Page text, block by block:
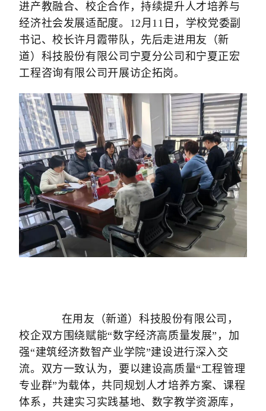
进产教融合、校企合作，持续提升人才培养与
经济社会发展适配度。12月11日，学校党委副
书记、校长许月霞带队，先后走进用友（新
道）科技股份有限公司宁夏分公司和宁夏正宏
工程咨询有限公司开展访企拓岗。
在用友（新道）科技股份有限公司，
校企双方围绕赋能“数字经济高质量发展”，加
强“建筑经济数智产业学院”建设进行深入交
流。双方一致认为，要以建设高质量“工程管理
专业群”为载体，共同规划人才培养方案、课程
体系，共建实习实践基地、数字教学资源库，